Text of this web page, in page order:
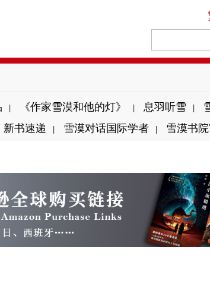
| 《作家雪漠和他的灯》 | 息羽听雪 |
新书速递 | 雪漠对话国际学者 | 雪漠书